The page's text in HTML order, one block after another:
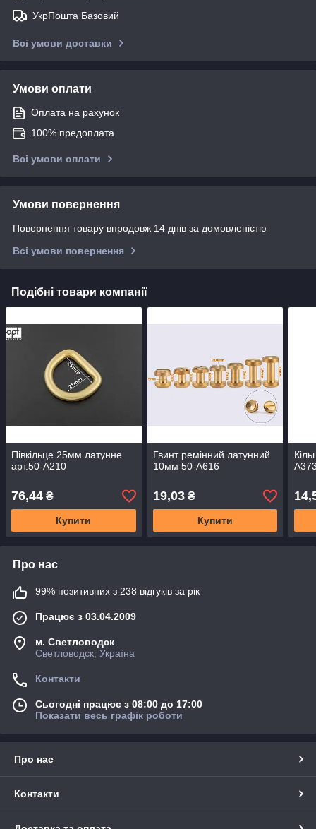
УкрПошта Базовий
Всі умови доставки
Умови оплати
Оплата на рахунок
100% предоплата
Всі умови оплати
Умови повернення
Повернення товару впродовж 14 днів за домовленістю
Всі умови повернення
Подібні товари компанії
Півкільце 25мм латунне
арт.50-А210
76,44 ₴
Купити
Гвинт ремінний латунний
10мм 50-А616
19,03₴
Купити
Про нас
99% позитивних з 238 відгуків за рік
Працює з 03.04.2009
м. Светловодск
Светловодск, Україна
Контакти
Сьогодні працює з 08:00 до 17:00
Показати весь графік роботи
Про нас
Контакти